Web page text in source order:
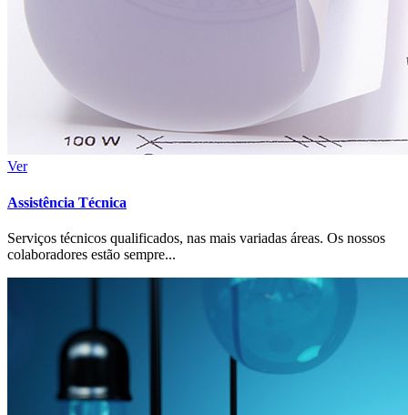
Ver
Assistência Técnica
Serviços técnicos qualificados, nas mais variadas áreas. Os nossos
colaboradores estão sempre...